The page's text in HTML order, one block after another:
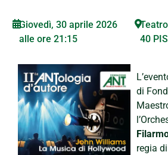
Giovedì, 30 aprile 2026
alle ore 21:15
40
di
regia